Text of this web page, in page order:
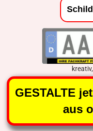
GESTALTE
aus